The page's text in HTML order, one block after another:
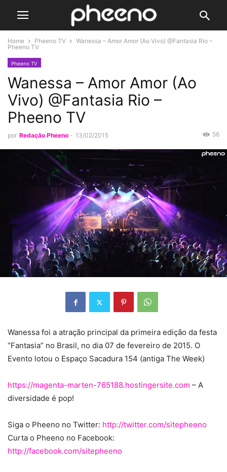
Home Pheeno TV
Wanessa – Amor Amor (Ao Vivo) @Fantasia Rio –
Pheeno TV
Pheeno TV
Wanessa – Amor Amor (Ao
Vivo) @Fantasia Rio –
Pheeno TV
por Redação Pheeno - 13/02/2015 56
Wanessa foi a atração principal da primeira edição da festa
“Fantasia” no Brasil, no dia 07 de fevereiro de 2015. O
Evento lotou o Espaço Sacadura 154 (antiga The Week)
https://magenta-marten-765188.hostingersite.com – A
diversidade é pop!
Siga o Pheeno no Twitter: http://twitter.com/sitepheeno
Curta o Pheeno no Facebook:
http://facebook.com/sitepheeno